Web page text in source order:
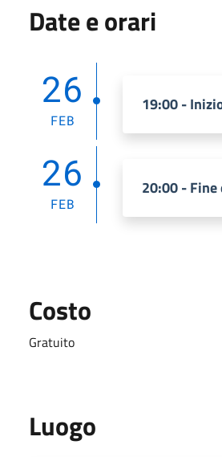
Date e orari
26
FEB
19:00 -
26
FEB
20:00 - Fine
Costo
Gratuito
Luogo